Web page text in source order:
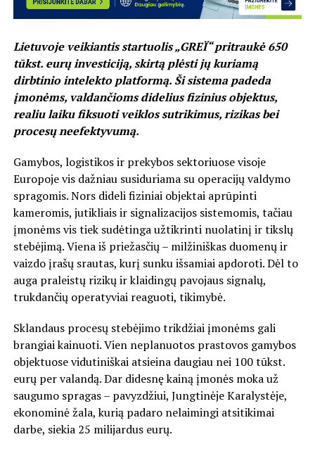
Lietuvoje veikiantis startuolis „GREÏ“ pritraukė 650
tūkst. eurų investiciją, skirtą plėsti jų kuriamą
dirbtinio intelekto platformą. Ši sistema padeda
įmonėms, valdančioms didelius fizinius objektus,
realiu laiku fiksuoti veiklos sutrikimus, rizikas bei
procesų neefektyvumą.
Gamybos, logistikos ir prekybos sektoriuose visoje
Europoje vis dažniau susiduriama su operacijų valdymo
spragomis. Nors dideli fiziniai objektai aprūpinti
kameromis, jutikliais ir signalizacijos sistemomis, tačiau
įmonėms vis tiek sudėtinga užtikrinti nuolatinį ir tikslų
stebėjimą. Viena iš priežasčių – milžiniškas duomenų ir
vaizdo įrašų srautas, kurį sunku išsamiai apdoroti. Dėl to
auga praleistų rizikų ir klaidingų pavojaus signalų,
trukdančių operatyviai reaguoti, tikimybė.
Sklandaus procesų stebėjimo trikdžiai įmonėms gali
brangiai kainuoti. Vien neplanuotos prastovos gamybos
objektuose vidutiniškai atsieina daugiau nei 100 tūkst.
eurų per valandą. Dar didesnę kainą įmonės moka už
saugumo spragas – pavyzdžiui, Jungtinėje Karalystėje,
ekonominė žala, kurią padaro nelaimingi atsitikimai
darbe, siekia 25 milijarduseurų.